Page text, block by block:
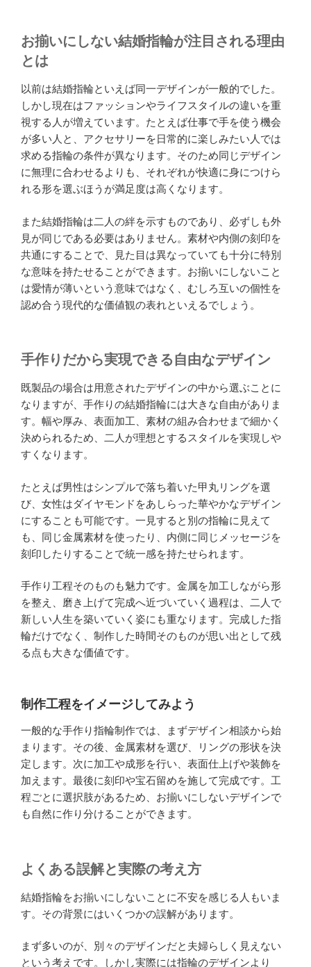
お揃いにしない結婚指輪が注目される理由
とは
以前は結婚指輪といえば同一デザインが一般的でした。
しかし現在はファッションやライフスタイルの違いを重
視する人が増えています。たとえば仕事で手を使う機会
が多い人と、アクセサリーを日常的に楽しみたい人では
求める指輪の条件が異なります。そのため同じデザイン
に無理に合わせるよりも、それぞれが快適に身につけら
れる形を選ぶほうが満足度は高くなります。
また結婚指輪は二人の絆を示すものであり、必ずしも外
見が同じである必要はありません。素材や内側の刻印を
共通にすることで、見た目は異なっていても十分に特別
な意味を持たせることができます。お揃いにしないこと
は愛情が薄いという意味ではなく、むしろ互いの個性を
認め合う現代的な価値観の表れといえるでしょう。
手作りだから実現できる自由なデザイン
既製品の場合は用意されたデザインの中から選ぶことに
なりますが、手作りの結婚指輪には大きな自由がありま
す。幅や厚み、表面加工、素材の組み合わせまで細かく
決められるため、二人が理想とするスタイルを実現しや
すくなります。
たとえば男性はシンプルで落ち着いた甲丸リングを選
び、女性はダイヤモンドをあしらった華やかなデザイン
にすることも可能です。一見すると別の指輪に見えて
も、同じ金属素材を使ったり、内側に同じメッセージを
刻印したりすることで統一感を持たせられます。
手作り工程そのものも魅力です。金属を加工しながら形
を整え、磨き上げて完成へ近づいていく過程は、二人で
新しい人生を築いていく姿にも重なります。完成した指
輪だけでなく、制作した時間そのものが思い出として残
る点も大きな価値です。
制作工程をイメージしてみよう
一般的な手作り指輪制作では、まずデザイン相談から始
まります。その後、金属素材を選び、リングの形状を決
定します。次に加工や成形を行い、表面仕上げや装飾を
加えます。最後に刻印や宝石留めを施して完成です。工
程ごとに選択肢があるため、お揃いにしないデザインで
も自然に作り分けることができます。
よくある誤解と実際の考え方
結婚指輪をお揃いにしないことに不安を感じる人もいま
す。その背景にはいくつかの誤解があります。
まず多いのが、別々のデザインだと夫婦らしく見えない
という考えです。しかし実際には指輪のデザインより